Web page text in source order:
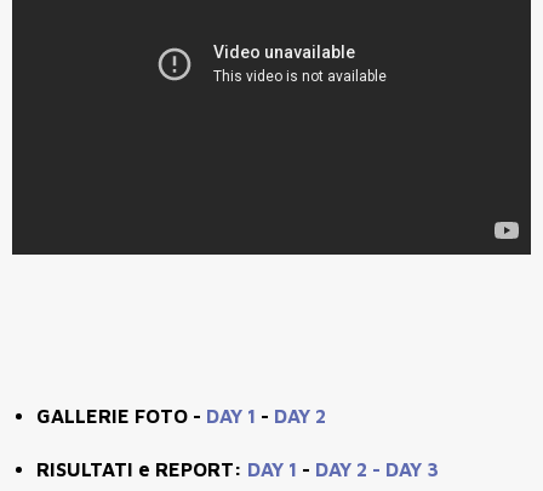
GALLERIE FOTO - DAY 1 - DAY 2
RISULTATI e REPORT: DAY 1 - DAY 2 - DAY 3